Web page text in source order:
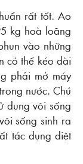
rất tốt. Ao
kg hoà loãng
vào những
có thể kéo dài
phải mở máy
nước. Chú
dụng vôi sống
sống sinh ra
tác dụng diệt